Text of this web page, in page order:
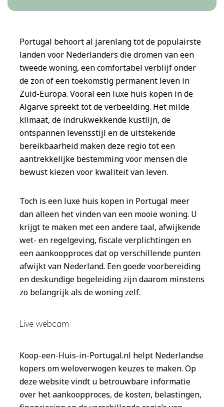
Portugal behoort al jarenlang tot de populairste
landen voor Nederlanders die dromen van een
tweede woning, een comfortabel verblijf onder
de zon of een toekomstig permanent leven in
Zuid-Europa. Vooral een luxe huis kopen in de
Algarve spreekt tot de verbeelding. Het milde
klimaat, de indrukwekkende kustlijn, de
ontspannen levensstijl en de uitstekende
bereikbaarheid maken deze regio tot een
aantrekkelijke bestemming voor mensen die
bewust kiezen voor kwaliteit van leven.
Toch is een luxe huis kopen in Portugal meer
dan alleen het vinden van een mooie woning. U
krijgt te maken met een andere taal, afwijkende
wet- en regelgeving, fiscale verplichtingen en
een aankoopproces dat op verschillende punten
afwijkt van Nederland. Een goede voorbereiding
en deskundige begeleiding zijn daarom minstens
zo belangrijk als de woning zelf.
Live webcam
Koop-een-Huis-in-Portugal.nl helpt Nederlandse
kopers om weloverwogen keuzes te maken. Op
deze website vindt u betrouwbare informatie
over het aankoopproces, de kosten, belastingen,